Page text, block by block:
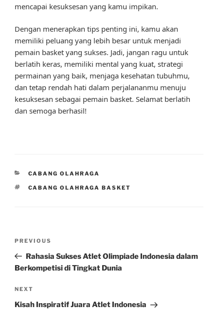
mencapai kesuksesan yang kamu impikan.
Dengan menerapkan tips penting ini, kamu akan
memiliki peluang yang lebih besar untuk menjadi
pemain basket yang sukses. Jadi, jangan ragu untuk
berlatih keras, memiliki mental yang kuat, strategi
permainan yang baik, menjaga kesehatan tubuhmu,
dan tetap rendah hati dalam perjalananmu menuju
kesuksesan sebagai pemain basket. Selamat berlatih
dan semoga berhasil!
CATEGORIES
CABANG OLAHRAGA
TAGS
CABANG OLAHRAGA BASKET
Previous
Post
PREVIOUS
Rahasia Sukses Atlet Olimpiade Indonesia dalam
Berkompetisi di Tingkat Dunia
Next
Post
NEXT
Kisah Inspiratif Juara Atlet Indonesia